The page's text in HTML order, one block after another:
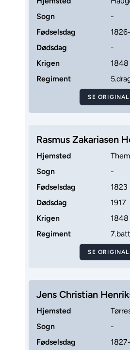
Sogn
-
Fødselsdag
Dødsdag
-
Krigen
1848
Regiment
SE ORIGINAL
Rasmus Zakariasen
Hjemsted
Them
Sogn
-
Fødselsdag
1823
Dødsdag
1917
Krigen
1848
Regiment
SE ORIGINAL
Jens Christian
Hjemsted
Sogn
-
Fødselsdag